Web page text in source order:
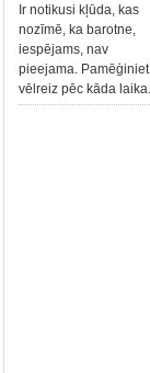
Ir notikusi kļūda, kas
nozīmē, ka barotne,
iespējams, nav
pieejama. Pamēģiniet
vēlreiz pēc kāda laika.